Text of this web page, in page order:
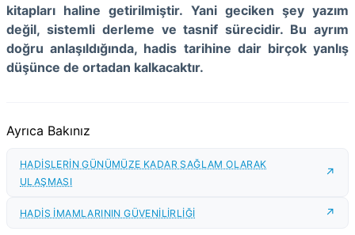
kitapları haline getirilmiştir. Yani geciken şey yazım
değil, sistemli derleme ve tasnif sürecidir. Bu ayrım
doğru anlaşıldığında, hadis tarihine dair birçok yanlış
düşünce de ortadan kalkacaktır.
Ayrıca Bakınız
HADİSLERİN GÜNÜMÜZE KADAR SAĞLAM OLARAK
ULAŞMASI
HADİS İMAMLARININ GÜVENİLİRLİĞİ